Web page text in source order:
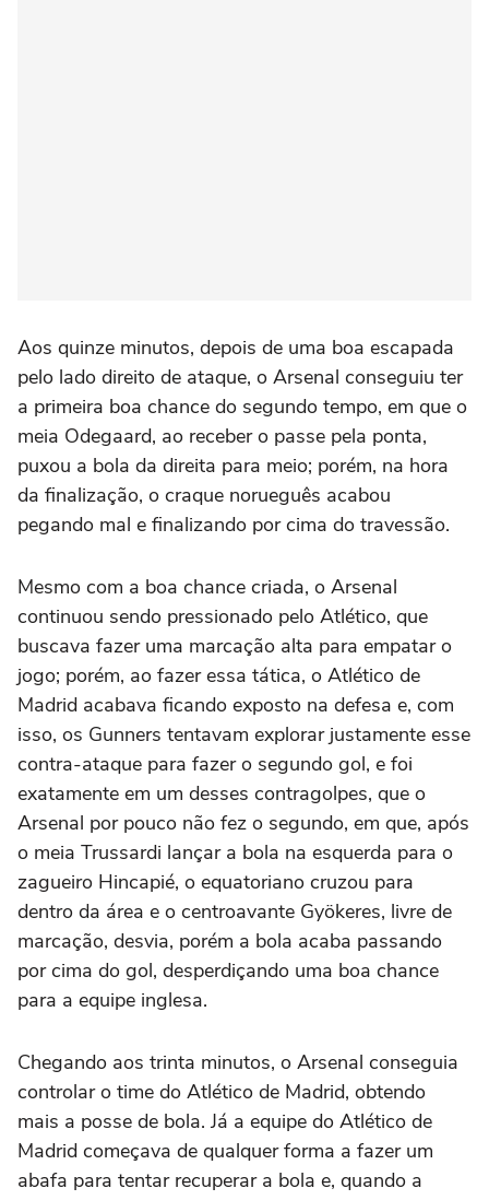
Aos quinze minutos, depois de uma boa escapada
pelo lado direito de ataque, o Arsenal conseguiu ter
a primeira boa chance do segundo tempo, em que o
meia Odegaard, ao receber o passe pela ponta,
puxou a bola da direita para meio; porém, na hora
da finalização, o craque norueguês acabou
pegando mal e finalizando por cima do travessão.
Mesmo com a boa chance criada, o Arsenal
continuou sendo pressionado pelo Atlético, que
buscava fazer uma marcação alta para empatar o
jogo; porém, ao fazer essa tática, o Atlético de
Madrid acabava ficando exposto na defesa e, com
isso, os Gunners tentavam explorar justamente esse
contra-ataque para fazer o segundo gol, e foi
exatamente em um desses contragolpes, que o
Arsenal por pouco não fez o segundo, em que, após
o meia Trussardi lançar a bola na esquerda para o
zagueiro Hincapié, o equatoriano cruzou para
dentro da área e o centroavante Gyökeres, livre de
marcação, desvia, porém a bola acaba passando
por cima do gol, desperdiçando uma boa chance
para a equipe inglesa.
Chegando aos trinta minutos, o Arsenal conseguia
controlar o time do Atlético de Madrid, obtendo
mais a posse de bola. Já a equipe do Atlético de
Madrid começava de qualquer forma a fazer um
abafa para tentar recuperar a bola e, quando a